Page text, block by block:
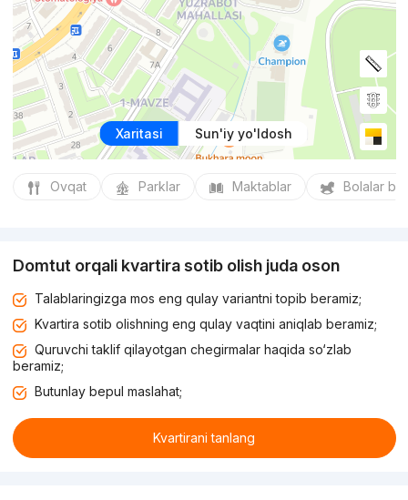
Xaritasi Sun'iy yo'ldosh
Ovqat Parklar Maktablar Bolalar
Domtut orqali kvartira sotib olish juda oson
Talablaringizga mos eng qulay variantni topib beramiz;
Kvartira sotib olishning eng qulay vaqtini aniqlab beramiz;
Quruvchi taklif qilayotgan chegirmalar haqida so‘zlab
beramiz;
Butunlay bepul maslahat;
Kvartirani tanlang